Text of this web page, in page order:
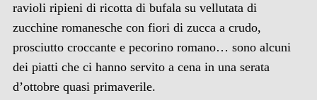
ravioli ripieni di ricotta di bufala su vellutata di
zucchine romanesche con fiori di zucca a crudo,
prosciutto croccante e pecorino romano… sono alcuni
dei piatti che ci hanno servito a cena in una serata
d’ottobre quasi primaverile.